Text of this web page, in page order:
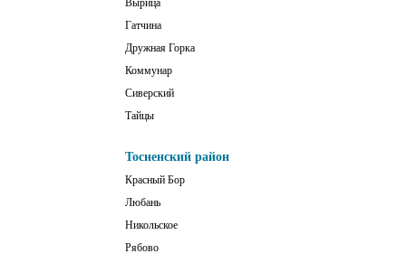
Вырица
Гатчина
Дружная Горка
Коммунар
Сиверский
Тайцы
Тосненский район
Красный Бор
Любань
Никольское
Рябово